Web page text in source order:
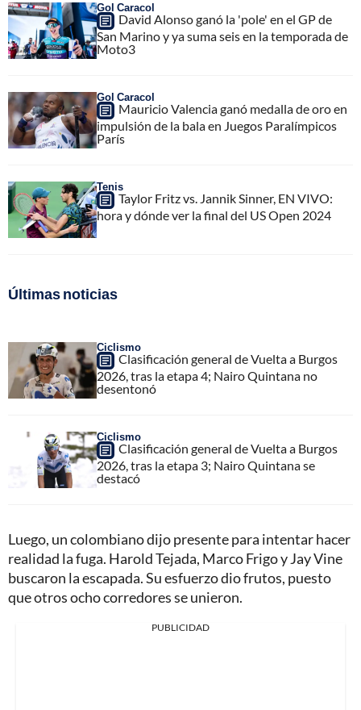
Gol Caracol
David Alonso ganó la 'pole' en el GP de
San Marino y ya suma seis en la temporada de
Moto3
Gol Caracol
Mauricio Valencia ganó medalla de oro en
impulsión de la bala en Juegos Paralímpicos
París
Tenis
Taylor Fritz vs. Jannik Sinner, EN VIVO:
hora y dónde ver la final del US Open 2024
Últimas noticias
Ciclismo
Clasificación general de Vuelta a Burgos
2026, tras la etapa 4; Nairo Quintana no
desentonó
Ciclismo
Clasificación general de Vuelta a Burgos
2026, tras la etapa 3; Nairo Quintana se
destacó
Luego, un colombiano dijo presente para intentar hacer
realidad la fuga. Harold Tejada, Marco Frigo y Jay Vine
buscaron la escapada. Su esfuerzo dio frutos, puesto
que otros ocho corredores se unieron.
PUBLICIDAD